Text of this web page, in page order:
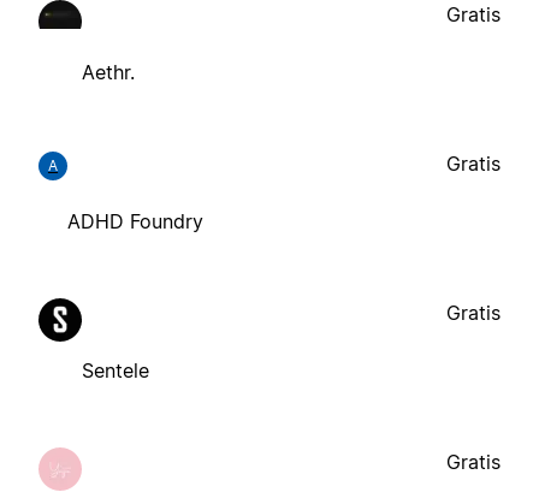
Aethr.
Gratis
A
ADHD Foundry
Gratis
Sentele
Gratis
Gratis